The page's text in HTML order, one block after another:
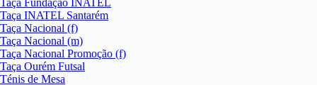
Taça Fundação INATEL
Taça INATEL Santarém
Taça Nacional (f)
Taça Nacional (m)
Taça Nacional Promoção (f)
Taça Ourém Futsal
Ténis de Mesa